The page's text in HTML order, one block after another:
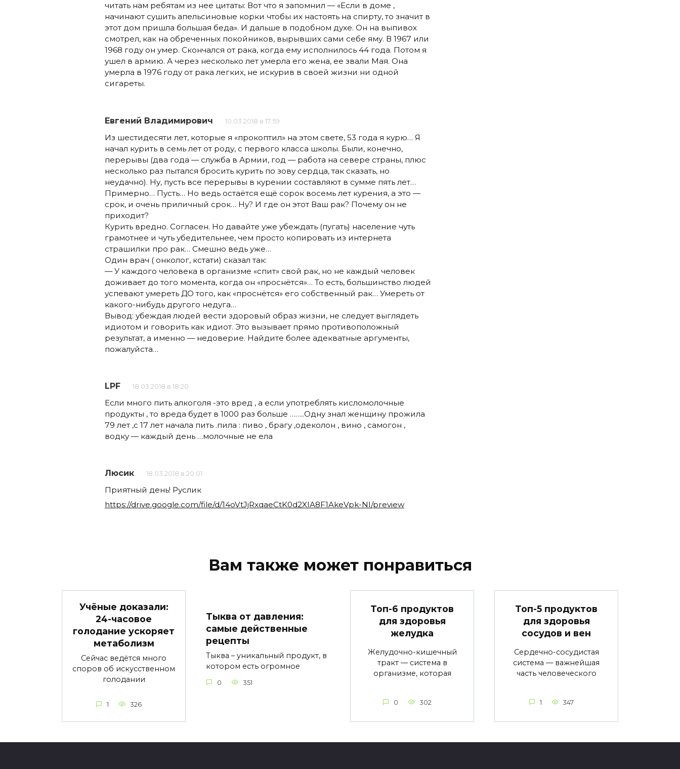
читать нам ребятам из нее цитаты: Вот что я запомнил — «Если в доме ,
начинают сушить апельсиновые корки чтобы их настоять на спирту, то значит в
этот дом пришла большая беда». И дальше в подобном духе. Он на выпивох
смотрел, как на обреченных покойников, вырывших сами себе яму. В 1967 или
1968 году он умер. Скончался от рака, когда ему исполнилось 44 года. Потом я
ушел в армию. А через несколько лет умерла его жена, ее звали Мая. Она
умерла в 1976 году от рака легких, не искурив в своей жизни ни одной
сигареты.
Евгений Владимирович 10.03.2018 в 17:59
Из шестидесяти лет, которые я «прокоптил» на этом свете, 53 года я курю… Я
начал курить в семь лет от роду, с первого класса школы. Были, конечно,
перерывы (два года — служба в Армии, год — работа на севере страны, плюс
несколько раз пытался бросить курить по зову сердца, так сказать, но
неудачно). Ну, пусть все перерывы в курении составляют в сумме пять лет…
Примерно… Пусть… Но ведь остаётся ещё сорок восемь лет курения, а это —
срок, и очень приличный срок… Ну? И где он этот Ваш рак? Почему он не
приходит?
Курить вредно. Согласен. Но давайте уже убеждать (пугать) население чуть
грамотнее и чуть убедительнее, чем просто копировать из интернета
страшилки про рак… Смешно ведь уже…
Один врач ( онколог, кстати) сказал так:
— У каждого человека в организме «спит» свой рак, но не каждый человек
доживает до того момента, когда он «проснётся»… То есть, большинство людей
успевают умереть ДО того, как «проснётся» его собственный рак… Умереть от
какого-нибудь другого недуга…
Вывод: убеждая людей вести здоровый образ жизни, не следует выглядеть
идиотом и говорить как идиот. Это вызывает прямо противоположный
результат, а именно — недоверие. Найдите более адекватные аргументы,
пожалуйста…
LPF 18.03.2018 в 18:20
Если много пить алкоголя -это вред , а если употреблять кисломолочные
продукты , то вреда будет в 1000 раз больше ……..Одну знал женщину прожила
79 лет ,с 17 лет начала пить .пила : пиво , брагу ,одеколон , вино , самогон ,
водку — каждый день …молочные не ела
Люсик 18.03.2018 в 20:01
Приятный день! Руслик
https://drive.google.com/file/d/14oVtJjRxqaeCtK0d2XIA8F1AkeVpk-NI/preview
Вам также может понравиться
Учёные доказали:
24-часовое
голодание ускоряет
метаболизм
Сейчас ведётся много
споров об искусственном
голодании
1 326
Тыква от давления:
самые действенные
рецепты
Тыква – уникальный продукт, в
котором есть огромное
0 351
Топ-6 продуктов
для здоровья
желудка
Желудочно-кишечный
тракт — система в
организме, которая
0 302
Топ-5 продуктов
для здоровья
сосудов и вен
Сердечно-сосудистая
система — важнейшая
часть человеческого
1 347